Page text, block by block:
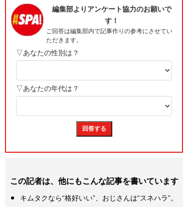
この記者は、他にもこんな記事を書いています
キムタクなら“格好いい”、おじさんは“スネハラ”。